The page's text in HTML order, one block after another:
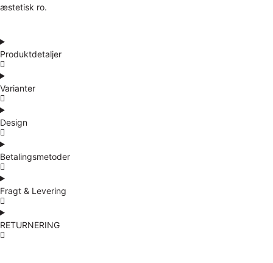
æstetisk ro.
Produktdetaljer
Varianter
Design
Betalingsmetoder
Fragt & Levering
RETURNERING